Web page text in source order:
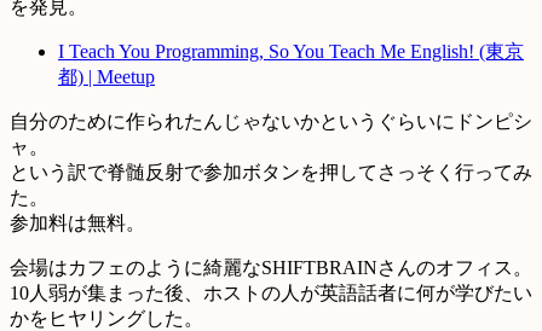
を発見。
I Teach You Programming, So You Teach Me English! (東京
都) | Meetup
自分のために作られたんじゃないかというぐらいにドンピシ
ャ。
という訳で脊髄反射で参加ボタンを押してさっそく行ってみ
た。
参加料は無料。
会場はカフェのように綺麗なSHIFTBRAINさんのオフィス。
10人弱が集まった後、ホストの人が英語話者に何が学びたい
かをヒヤリングした。